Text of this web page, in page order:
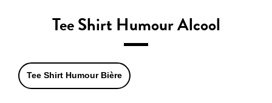
Tee Shirt Humour Alcool
Tee Shirt Humour Bière